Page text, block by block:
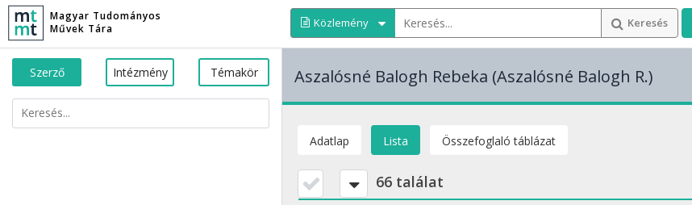
Magyar Tudományos
Művek Tára
Közlemény Keresés
Szerző Intézmény Témakör Aszalósné Balogh Rebeka (Aszalósné Balogh R.)
Adatlap Lista Összefoglaló táblázat
66 találat